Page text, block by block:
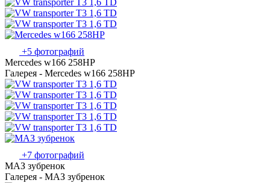
+5 фотографий
Mercedes w166 258HP
Галерея - Mercedes w166 258HP
+7 фотографий
МАЗ зубренок
Галерея - МАЗ зубренок